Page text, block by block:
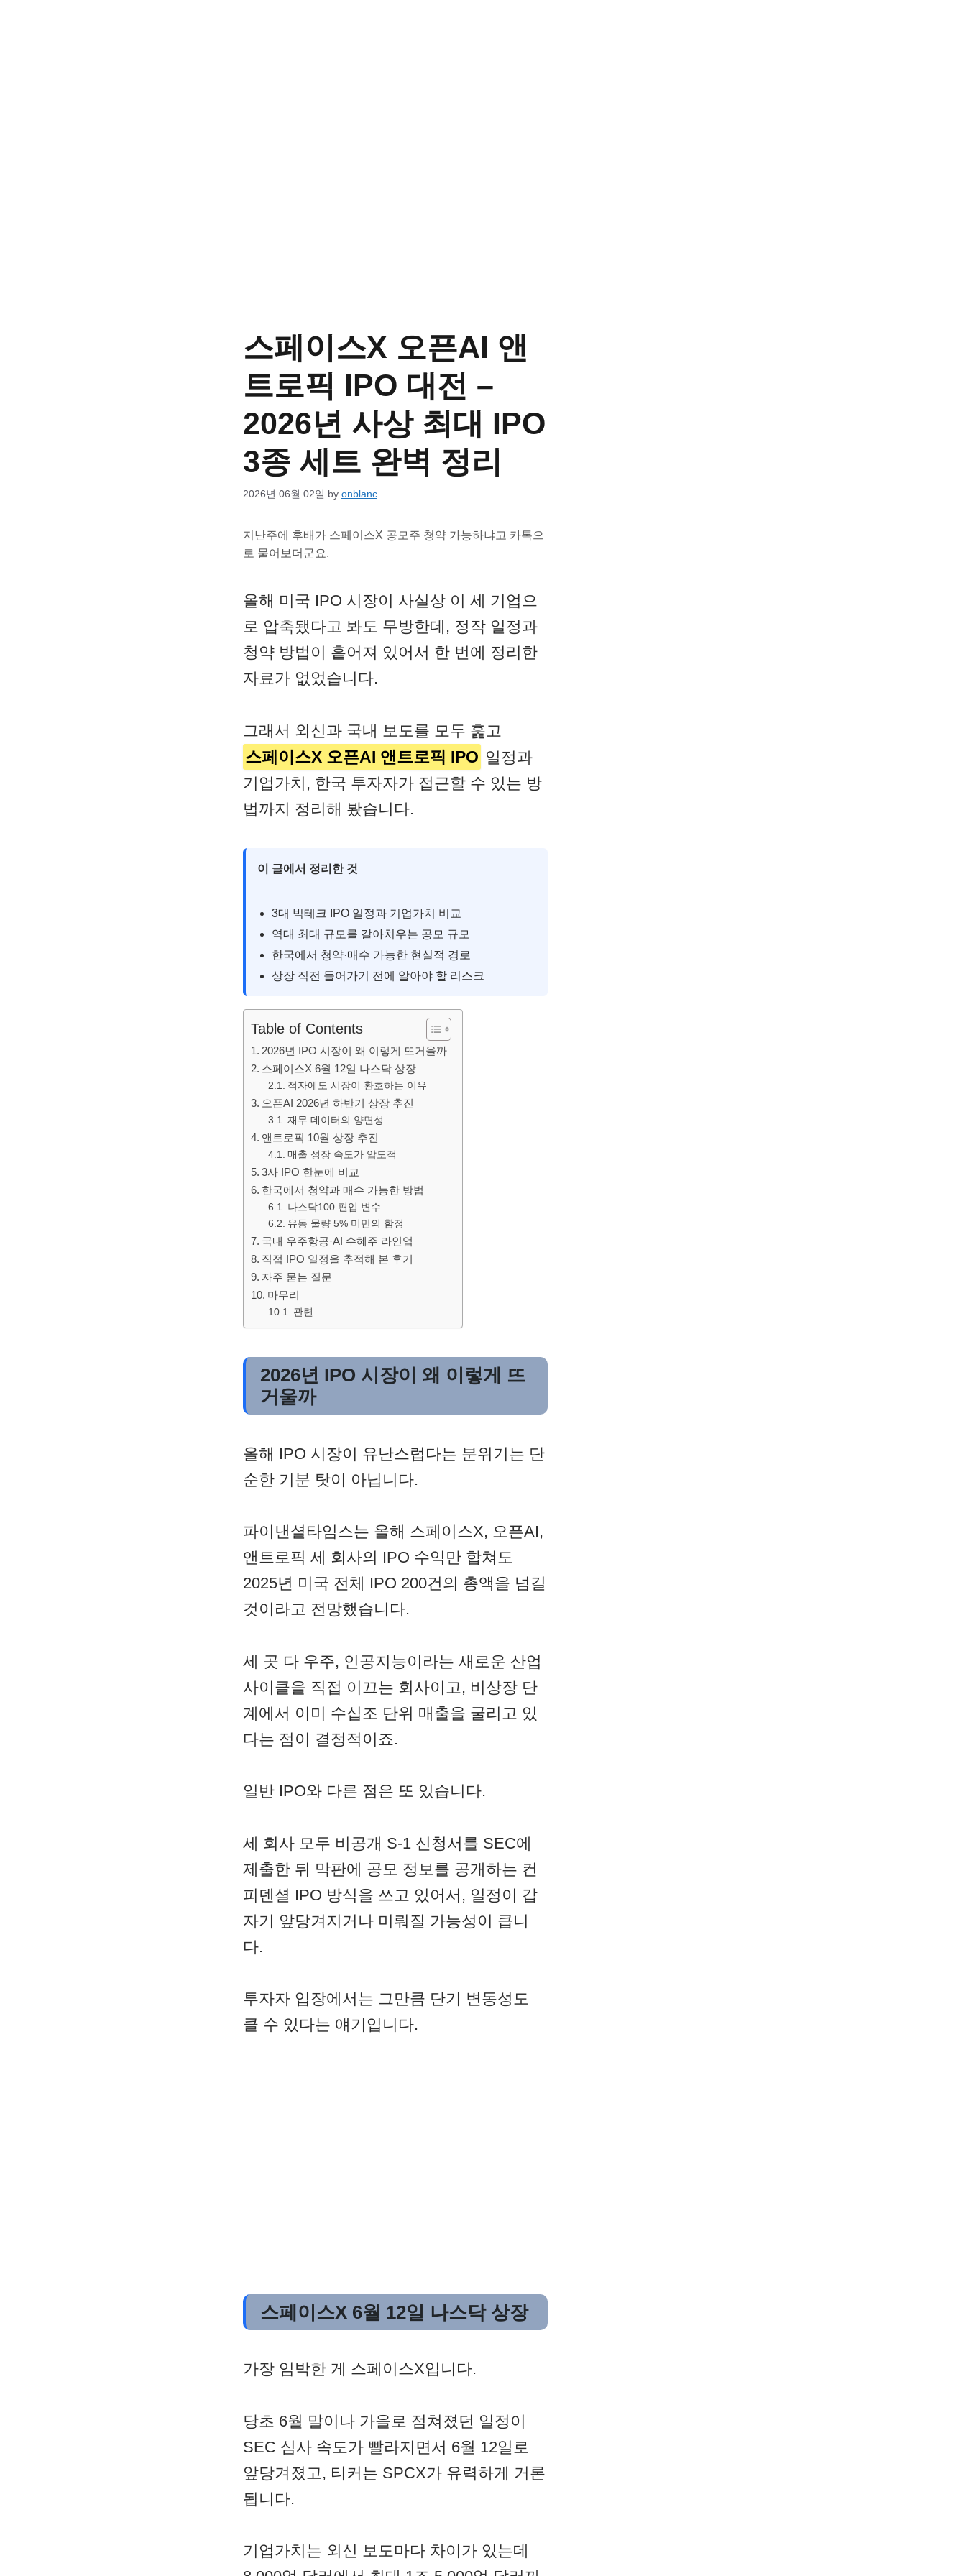
스페이스X 오픈AI 앤
트로픽 IPO 대전 –
2026년 사상 최대 IPO
3종 세트 완벽 정리
2026년 06월 02일 by onblanc
지난주에 후배가 스페이스X 공모주 청약 가능하냐고 카톡으
로 물어보더군요.
올해 미국 IPO 시장이 사실상 이 세 기업으
로 압축됐다고 봐도 무방한데, 정작 일정과
청약 방법이 흩어져 있어서 한 번에 정리한
자료가 없었습니다.
그래서 외신과 국내 보도를 모두 훑고
스페이스X 오픈AI 앤트로픽 IPO 일정과
기업가치, 한국 투자자가 접근할 수 있는 방
법까지 정리해 봤습니다.
이 글에서 정리한 것
3대 빅테크 IPO 일정과 기업가치 비교
역대 최대 규모를 갈아치우는 공모 규모
한국에서 청약·매수 가능한 현실적 경로
상장 직전 들어가기 전에 알아야 할 리스크
Table of Contents
2026년 IPO 시장이 왜 이렇게 뜨거울까
스페이스X 6월 12일 나스닥 상장
적자에도 시장이 환호하는 이유
오픈AI 2026년 하반기 상장 추진
재무 데이터의 양면성
앤트로픽 10월 상장 추진
매출 성장 속도가 압도적
3사 IPO 한눈에 비교
한국에서 청약과 매수 가능한 방법
나스닥100 편입 변수
유동 물량 5% 미만의 함정
국내 우주항공·AI 수혜주 라인업
직접 IPO 일정을 추적해 본 후기
자주 묻는 질문
마무리
관련
2026년 IPO 시장이 왜 이렇게 뜨
거울까
올해 IPO 시장이 유난스럽다는 분위기는 단
순한 기분 탓이 아닙니다.
파이낸셜타임스는 올해 스페이스X, 오픈AI,
앤트로픽 세 회사의 IPO 수익만 합쳐도
2025년 미국 전체 IPO 200건의 총액을 넘길
것이라고 전망했습니다.
세 곳 다 우주, 인공지능이라는 새로운 산업
사이클을 직접 이끄는 회사이고, 비상장 단
계에서 이미 수십조 단위 매출을 굴리고 있
다는 점이 결정적이죠.
일반 IPO와 다른 점은 또 있습니다.
세 회사 모두 비공개 S-1 신청서를 SEC에
제출한 뒤 막판에 공모 정보를 공개하는 컨
피덴셜 IPO 방식을 쓰고 있어서, 일정이 갑
자기 앞당겨지거나 미뤄질 가능성이 큽니
다.
투자자 입장에서는 그만큼 단기 변동성도
클 수 있다는 얘기입니다.
스페이스X 6월 12일 나스닥 상장
가장 임박한 게 스페이스X입니다.
당초 6월 말이나 가을로 점쳐졌던 일정이
SEC 심사 속도가 빨라지면서 6월 12일로
앞당겨졌고, 티커는 SPCX가 유력하게 거론
됩니다.
기업가치는 외신 보도마다 차이가 있는데